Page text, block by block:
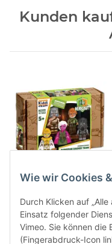
Kunden
Kiddicraft KC1419 Kiddiz
Raider
Preise nach Anmeldung
sichtbar
Wie wir Cookies
Durch Klicken auf
Einsatz folgender
Vimeo. Sie können die
(Fingerabdruck-Icon